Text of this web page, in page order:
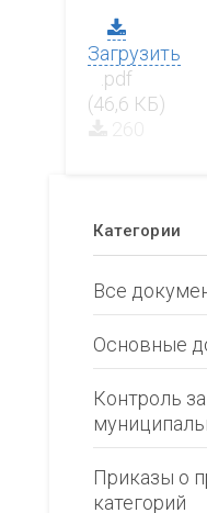
Загрузить
.pdf
(46,6 КБ)
Категории
Все
Основные
Контроль
Приказы о
категорий